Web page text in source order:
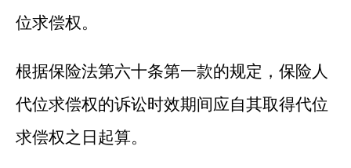
位求偿权。
根据保险法第六十条第一款的规定，保险人
代位求偿权的诉讼时效期间应自其取得代位
求偿权之日起算。